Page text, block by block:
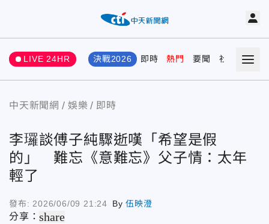
LIVE 24HR 決戰2026 即時 熱門 要聞 社會 娛樂
中天新聞網 娛樂 即時
李㼈談傅子純驟逝嘆「希望是假
的」 難忘《意難忘》父子情：太年
輕了
發布: 2026/06/09 21:24 By伍映澄
分享：share